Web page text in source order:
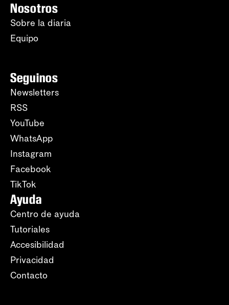
Nosotros
Sobre la diaria
Equipo
Seguinos
Newsletters
RSS
YouTube
WhatsApp
Instagram
Facebook
TikTok
Ayuda
Centro de ayuda
Tutoriales
Accesibilidad
Privacidad
Contacto